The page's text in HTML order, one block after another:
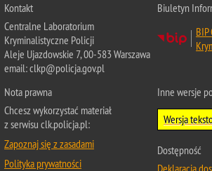
Kontakt
Centralne Laboratorium
Kryminalistyczne Policji
Aleje Ujazdowskie 7, 00-583 Warszawa
email: clkp@policja.gov.pl
Biuletyn
Nota prawna
Chcesz wykorzystać materiał
z serwisu clk.policja.pl:
Zapoznaj się z zasadami
Polityka prywatności
Inne wersje
Wersja
Dostępność